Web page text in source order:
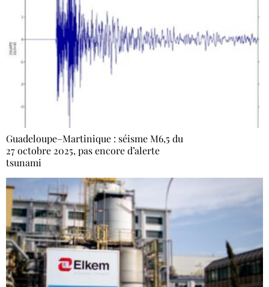
Guadeloupe–Martinique : séisme M6,5 du
27 octobre 2025, pas encore d’alerte
tsunami